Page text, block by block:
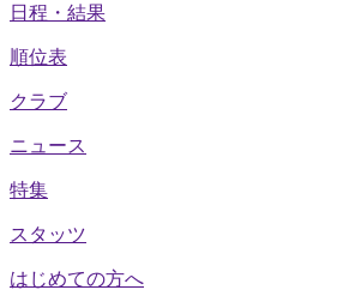
日程・結果
順位表
クラブ
ニュース
特集
スタッツ
はじめての方へ